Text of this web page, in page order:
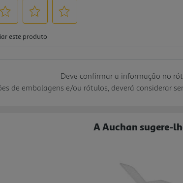
Deve confirmar a informação no
de embalagens e/ou rótulos, deverá considerar
A Auchan sugere-